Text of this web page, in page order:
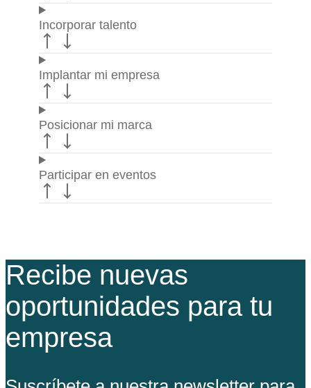
Incorporar talento
Implantar mi empresa
Posicionar mi marca
Participar en eventos
Recibe nuevas
oportunidades para tu
empresa